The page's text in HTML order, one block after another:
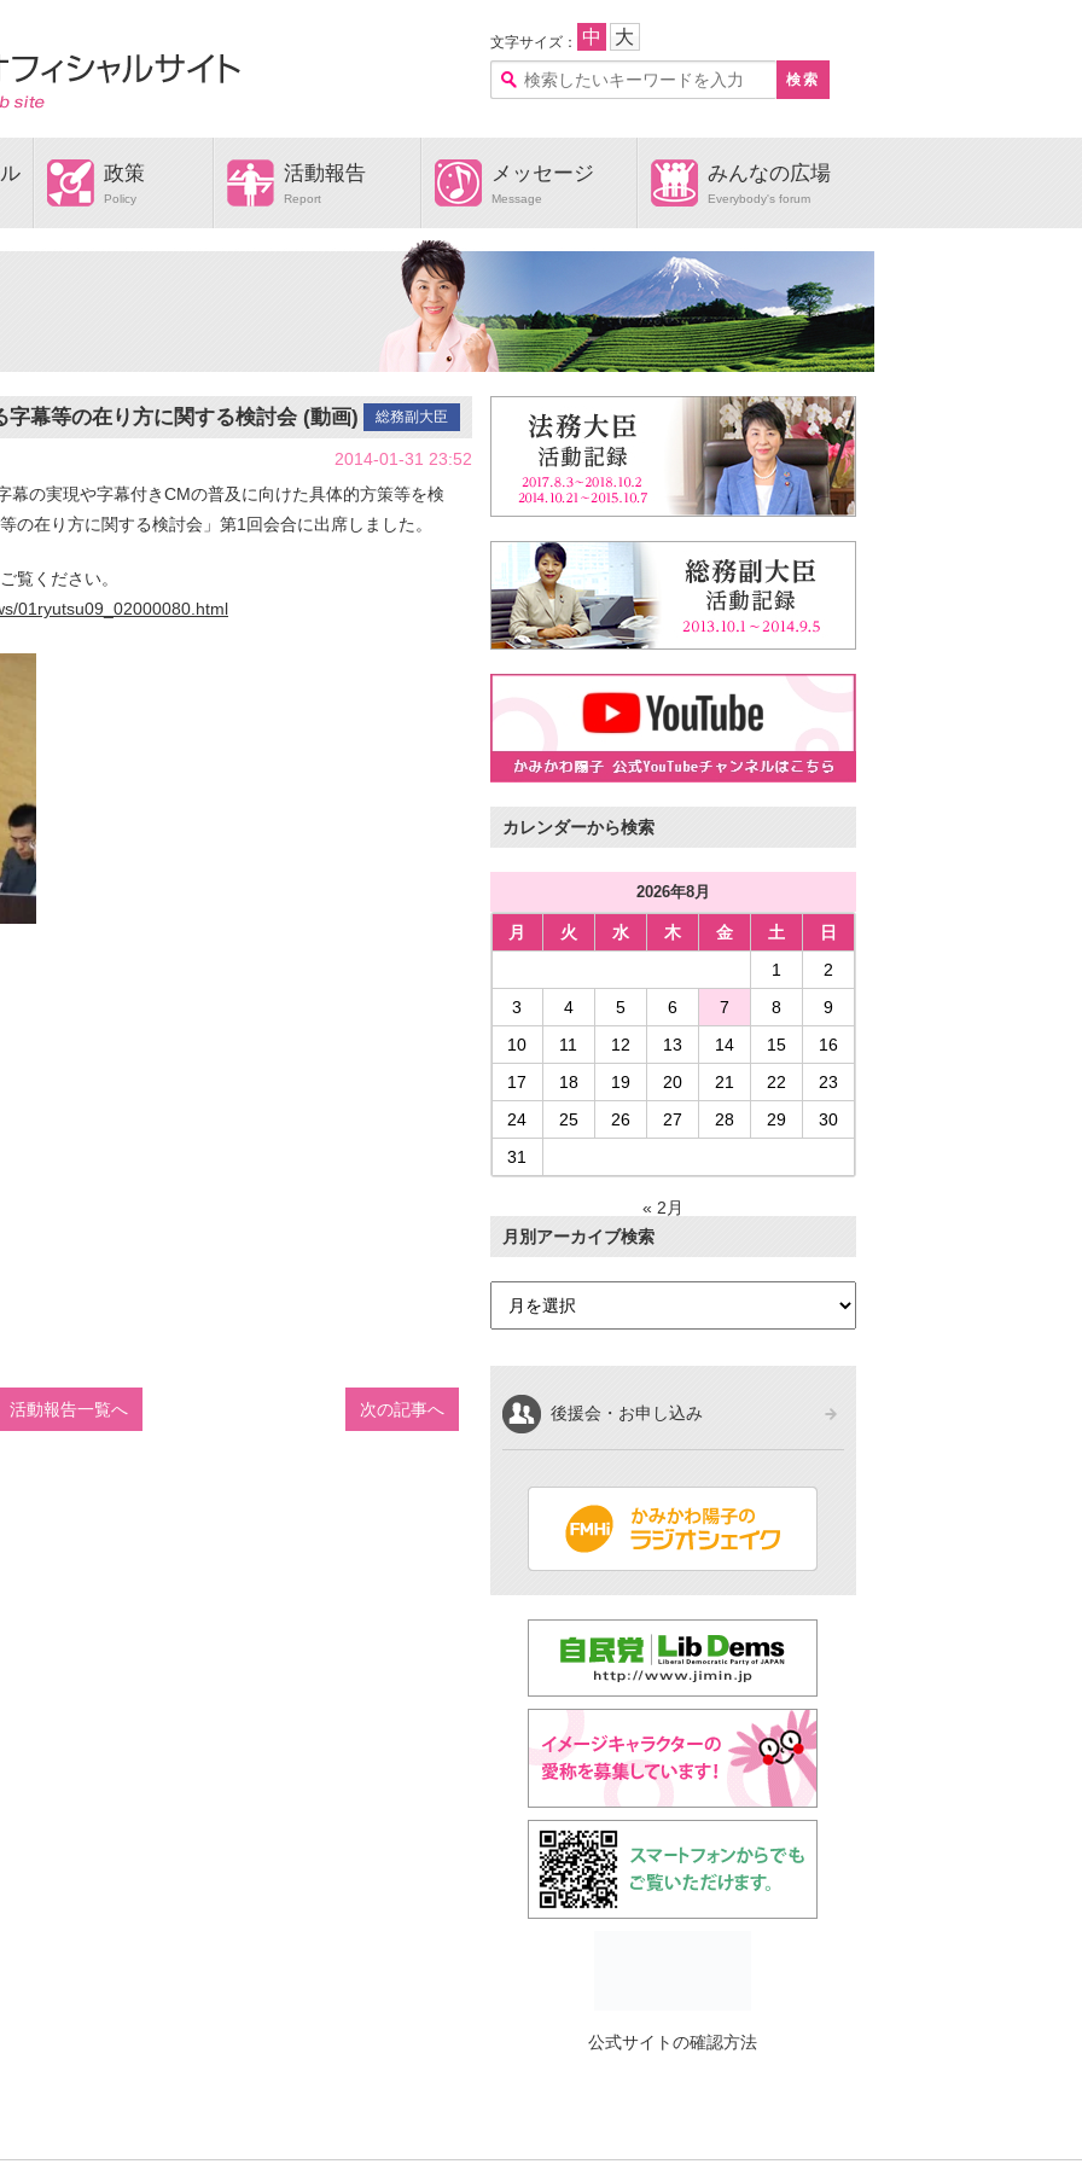
文字サイズ： 中 大
政策
Policy
活動報告
Report
メッセージ
Message
みんなの広場
Everybody's forum
幕等の在り方に関する検討会 (動画) 総務副大臣
2014-01-31 23:52
幕の実現や字幕付きCMの普及に向けた具体的方策等を検
の在り方に関する検討会」第1回会合に出席しました。
覧ください。
01ryutsu09_02000080.html
活動報告一覧へ 次の記事へ
カレンダーから検索
2026年8月
月 火 水 木 金 土
日
1
2
3
4 5 6 7 8
9
10
11 12 13 14 15
16
17
18 19 20 21 22
23
24
25 26 27 28 29
30
31
« 2月
月別アーカイブ検索
後援会・お申し込み
公式サイトの確認方法